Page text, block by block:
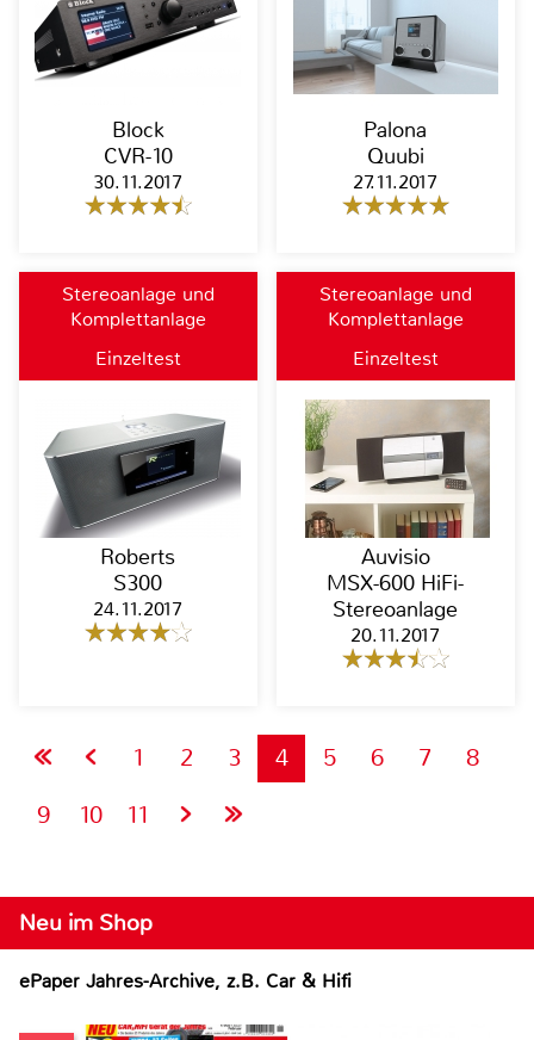
Block
CVR-10
30.11.2017
Palona
Quubi
27.11.2017
Stereoanlage und
Komplettanlage
Einzeltest
Roberts
S300
24.11.2017
Stereoanlage und
Komplettanlage
Einzeltest
Auvisio
MSX-600 HiFi-
Stereoanlage
20.11.2017
1 2 3 4 5 6 7
8
9
10 11
Neu im Shop
ePaper Jahres-Archive, z.B. Car & Hifi